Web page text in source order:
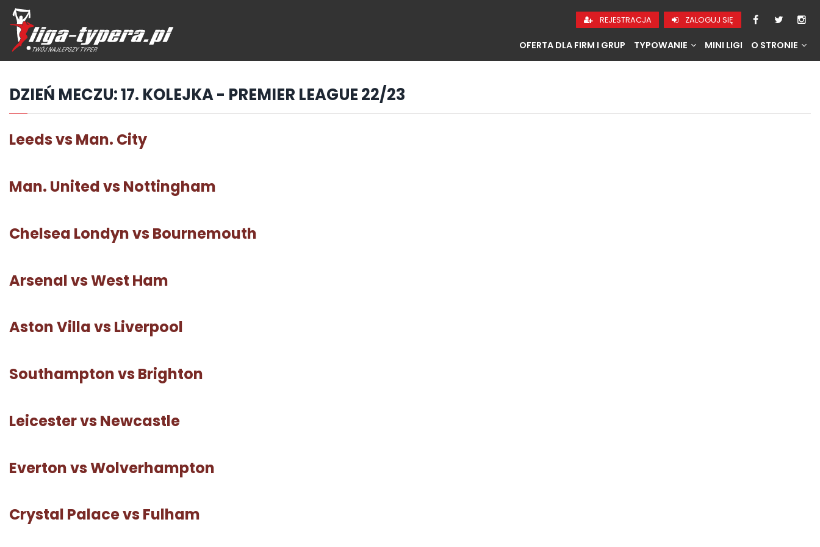
Przejdź
hdo
treści
REJESTRACJA ZALOGUJ SIĘ
OFERTA DLA FIRM I GRUP TYPOWANIE MINI LIGI O STRONIE
DZIEŃ MECZU:17. KOLEJKA - PREMIER LEAGUE 22/23
Leeds vs Man. City
Man. United vs Nottingham
Chelsea Londyn vs Bournemouth
Arsenal vs West Ham
Aston Villa vs Liverpool
Southampton vs Brighton
Leicester vs Newcastle
Everton vs Wolverhampton
Crystal Palace vs Fulham